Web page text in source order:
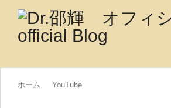
ホーム YouTube